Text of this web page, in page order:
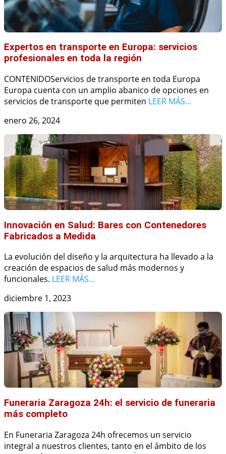
Expertos en transporte en Europa: servicios
profesionales en toda la región
CONTENIDOServicios de transporte en toda Europa
Europa cuenta con un amplio abanico de opciones en
servicios de transporte que permiten LEER MÁS…
enero 26, 2024
Innovación en Salud: Bares con Contenedores
Fabricados a Medida
La evolución del diseño y la arquitectura ha llevado a la
creación de espacios de salud más modernos y
funcionales. LEER MÁS…
diciembre 1, 2023
Funeraria Zaragoza 24h: el servicio de funeraria
más completo
En Funeraria Zaragoza 24h ofrecemos un servicio
integral a nuestros clientes, tanto en el ámbito de los